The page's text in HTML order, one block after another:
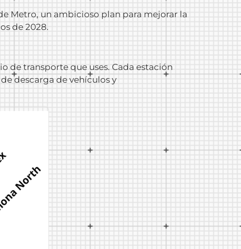
Metro, un ambicioso plan para mejorar la
de 2028.
de transporte que uses. Cada estación
descarga de vehículos y